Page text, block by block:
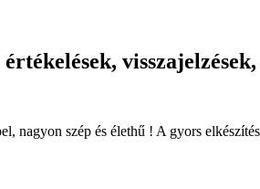
nagyon szép és élethű ! A gyors